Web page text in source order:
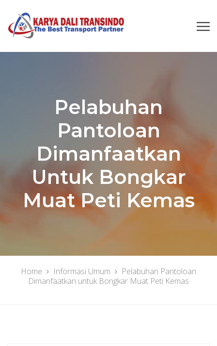
Pelabuhan
Pantoloan
Dimanfaatkan
Untuk Bongkar
Muat Peti Kemas
Home Informasi Umum
Pelabuhan Pantoloan
Dimanfaatkan untuk Bongkar Muat Peti Kemas